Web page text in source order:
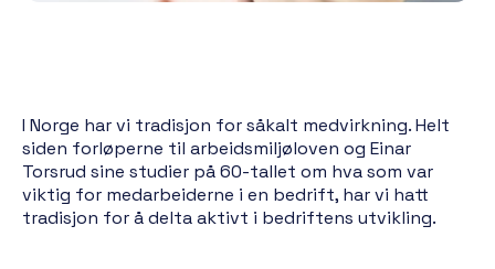
I Norge har vi tradisjon for såkalt medvirkning. Helt
siden forløperne til arbeidsmiljøloven og Einar
Torsrud sine studier på 60-tallet om hva som var
viktig for medarbeiderne i en bedrift, har vi hatt
tradisjon for å delta aktivt i bedriftens utvikling.